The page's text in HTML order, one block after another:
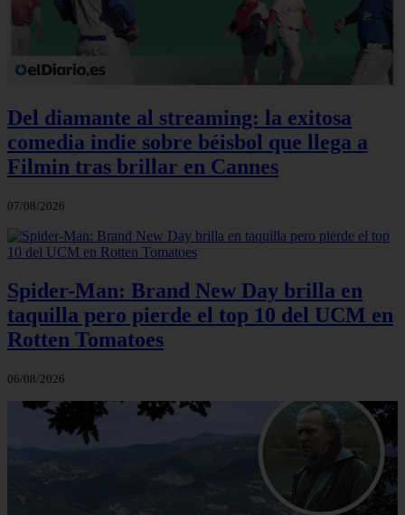
Del diamante al streaming: la exitosa
comedia indie sobre béisbol que llega a
Filmin tras brillar en Cannes
07/08/2026
Spider-Man: Brand New Day brilla en
taquilla pero pierde el top 10 del UCM en
Rotten Tomatoes
06/08/2026